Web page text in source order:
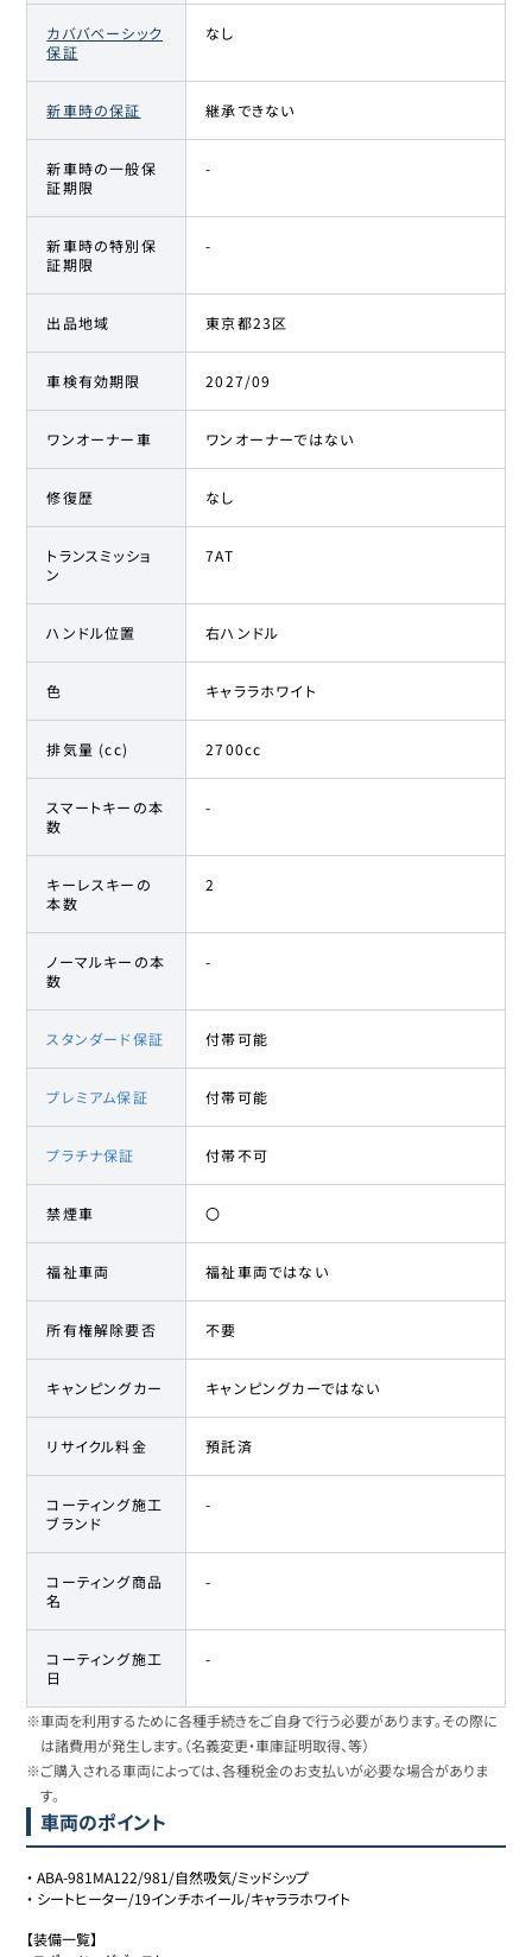
カババベーシック
保証
なし
新車時の保証 継承できない
新車時の一般保
証期限
-
新車時の特別保
証期限
-
出品地域 東京都23区
車検有効期限 2027/09
ワンオーナー車 ワンオーナーではない
修復歴 なし
トランスミッショ
ン
7AT
ハンドル位置 右ハンドル
色 キャララホワイト
排気量 (cc) 2700cc
スマートキーの本
数
-
キーレスキーの
本数
2
ノーマルキーの本
数
-
スタンダード保証 付帯可能
プレミアム保証 付帯可能
プラチナ保証 付帯不可
禁煙車 〇
福祉車両 福祉車両ではない
所有権解除要否 不要
キャンピングカー キャンピングカーではない
リサイクル料金 預託済
コーティング施工
ブランド
-
コーティング商品
名
-
コーティング施工
日
-
※車両を利用するために各種手続きをご自身で行う必要があります。その際に
は諸費用が発生します。（名義変更・車庫証明取得、等）
※ご購入される車両によっては、各種税金のお支払いが必要な場合がありま
す。
車両のポイント
・ABA-981MA122/981/自然吸気/ミッドシップ
・ シートヒーター/19インチホイール/キャララホワイト
【装備一覧】